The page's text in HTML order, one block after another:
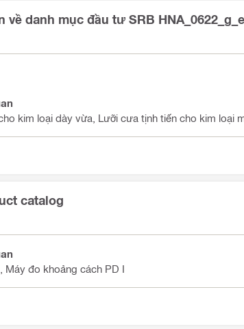
về danh mục đầu tư SRB
kim loại dày vừa, Lưỡi cưa tịnh tiến cho kim loại
catalog
Máy đo khoảng cách PD I